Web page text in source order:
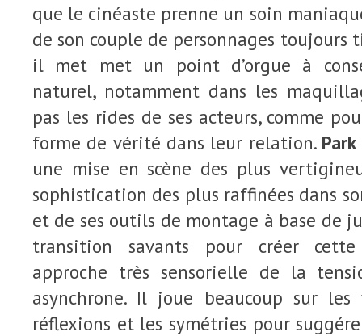
que le cinéaste prenne un soin
de son couple de personnages toujours
il met met un point d’orgue à
naturel, notamment dans les
pas les rides de ses acteurs, comme
forme de vérité dans leur relation.
une mise en scène des plus
sophistication des plus raffinées dans
et de ses outils de montage à base de
transition savants pour créer
approche très sensorielle de la
asynchrone. Il joue beaucoup sur
réflexions et les symétries pour